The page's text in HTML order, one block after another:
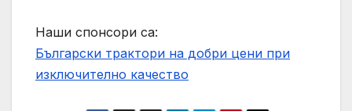
Наши спонсори са:
Български трактори на добри цени при
изключително качество